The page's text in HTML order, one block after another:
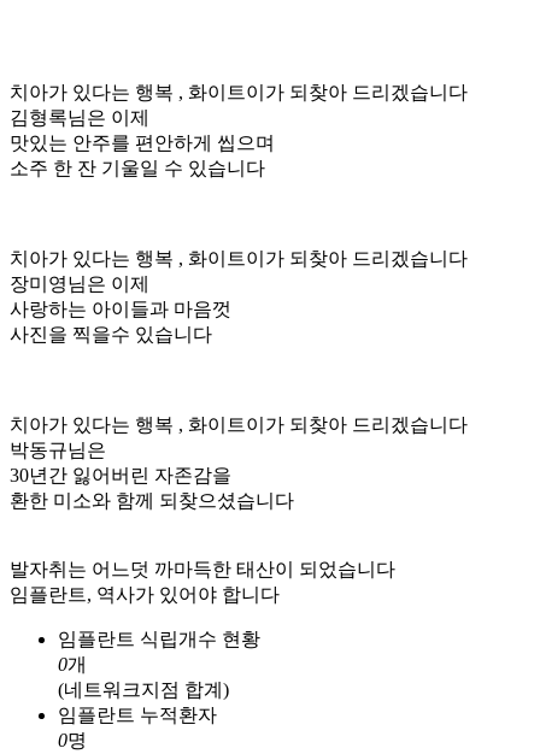
치아가 있다는 행복 , 화이트이가 되찾아 드리겠습니다
김형록님은 이제
맛있는 안주를 편안하게 씹으며
소주 한 잔 기울일 수 있습니다
치아가 있다는 행복 , 화이트이가 되찾아 드리겠습니다
장미영님은 이제
사랑하는 아이들과 마음껏
사진을 찍을수 있습니다
치아가 있다는 행복 , 화이트이가 되찾아 드리겠습니다
박동규님은
30년간 잃어버린 자존감을
환한 미소와 함께 되찾으셨습니다
발자취는 어느덧 까마득한 태산이 되었습니다
임플란트, 역사가 있어야 합니다
임플란트 식립개수 현황
0개
(네트워크지점 합계)
임플란트 누적환자
0명